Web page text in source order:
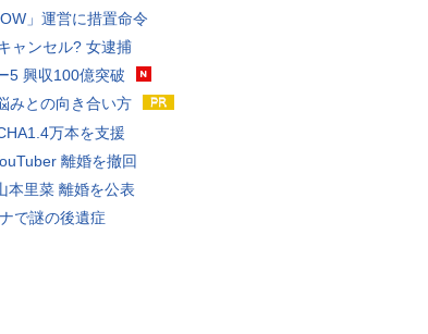
」運営に措置命令
ャンセル? 女逮捕
5 興収100億突破
みとの向き合い方
万本を支援
離婚を撤回
本里菜 離婚を公表
で謎の後遺症